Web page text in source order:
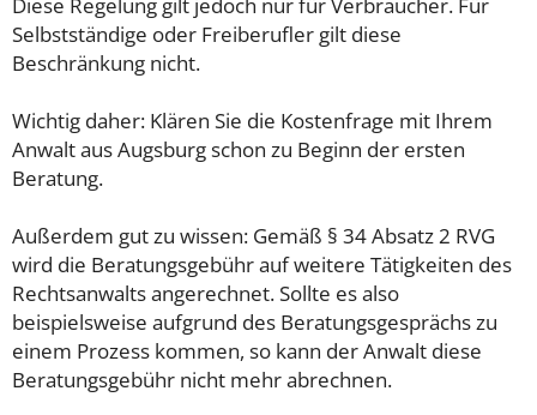
Selbstständige oder Freiberufler gilt diese
Beschränkung nicht.
Wichtig daher: Klären Sie die Kostenfrage mit Ihrem
Anwalt aus Augsburg schon zu Beginn der ersten
Beratung.
Außerdem gut zu wissen: Gemäß § 34 Absatz 2 RVG
wird die Beratungsgebühr auf weitere Tätigkeiten des
Rechtsanwalts angerechnet. Sollte es also
beispielsweise aufgrund des Beratungsgesprächs zu
einem Prozess kommen, so kann der Anwalt diese
Beratungsgebühr nicht mehr abrechnen.